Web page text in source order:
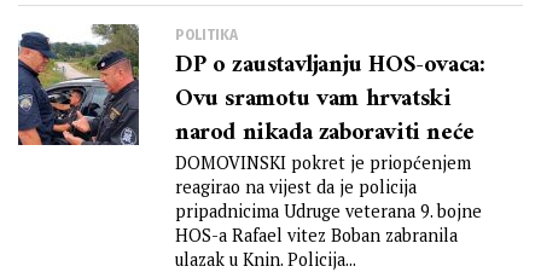
POLITIKA
DP o zaustavljanju HOS-ovaca:
Ovu sramotu vam hrvatski
narod nikada zaboraviti neće
DOMOVINSKI pokret je priopćenjem
reagirao na vijest da je policija
pripadnicima Udruge veterana 9. bojne
HOS-a Rafael vitez Boban zabranila
ulazak u Knin. Policija...